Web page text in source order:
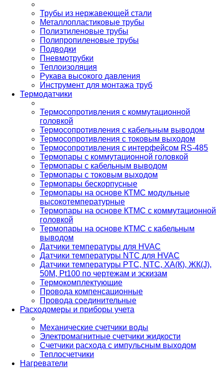
Трубы из нержавеющей стали
Металлопластиковые трубы
Полиэтиленовые трубы
Полипропиленовые трубы
Подводки
Пневмотрубки
Теплоизоляция
Рукава высокого давления
Инструмент для монтажа труб
Термодатчики
Термосопротивления с коммутационной
головкой
Термосопротивления с кабельным выводом
Термосопротивления с токовым выходом
Термосопротивления с интерфейсом RS-485
Термопары с коммутационной головкой
Термопары с кабельным выводом
Термопары с токовым выходом
Термопары бескорпусные
Термопары на основе КТМС модульные
высокотемпературные
Термопары на основе КТМС с коммутационной
головкой
Термопары на основе КТМС с кабельным
выводом
Датчики температуры для HVAC
Датчики температуры NTC для HVAC
Датчики температуры PTС, NTC, ХА(К), ЖК(J),
50М, Pt100 по чертежам и эскизам
Термокомплектующие
Провода компенсационные
Провода соединительные
Расходомеры и приборы учета
Механические счетчики воды
Электромагнитные счетчики жидкости
Счетчики расхода с импульсным выходом
Теплосчетчики
Нагреватели